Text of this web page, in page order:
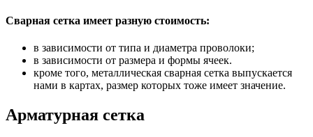
Сварная сетка имеет разную стоимость:
в зависимости от типа и диаметра проволоки;
в зависимости от размера и формы ячеек.
кроме того, металлическая сварная сетка выпускается
нами в картах, размер которых тоже имеет значение.
Арматурная сетка